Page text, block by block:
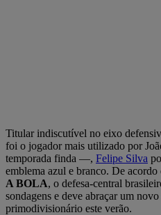
Titular indiscutível no eixo
foi o jogador mais utilizado por
temporada finda —, Felipe Silva
emblema azul e branco. De
A BOLA, o defesa-central
sondagens e deve abraçar um
primodivisionário este verão.